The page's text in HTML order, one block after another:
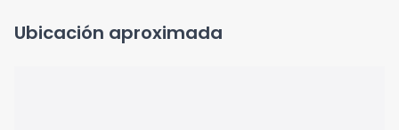
Ubicación aproximada